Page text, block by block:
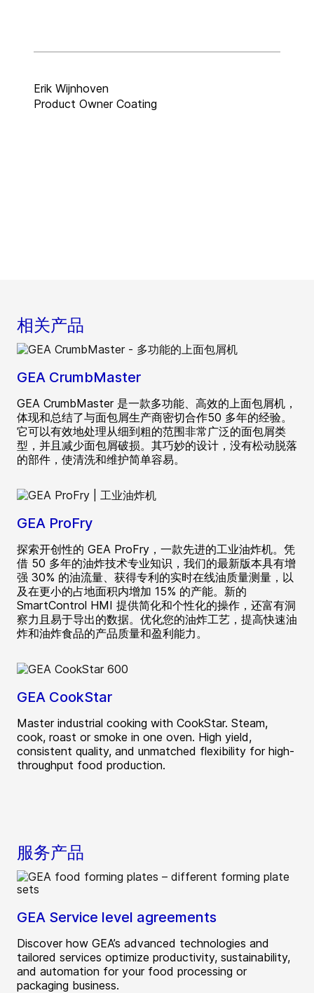
Erik Wijnhoven
Product Owner Coating
相关产品
GEA CrumbMaster
GEA CrumbMaster 是一款多功能、高效的上面包屑机，
体现和总结了与面包屑生产商密切合作50 多年的经验。
它可以有效地处理从细到粗的范围非常广泛的面包屑类
型，并且减少面包屑破损。其巧妙的设计，没有松动脱落
的部件，使清洗和维护简单容易。
GEA ProFry
探索开创性的 GEA ProFry，一款先进的工业油炸机。凭
借 50 多年的油炸技术专业知识，我们的最新版本具有增
强 30% 的油流量、获得专利的实时在线油质量测量，以
及在更小的占地面积内增加 15% 的产能。新的
SmartControl HMI 提供简化和个性化的操作，还富有洞
察力且易于导出的数据。优化您的油炸工艺，提高快速油
炸和油炸食品的产品质量和盈利能力。
GEA CookStar
Master industrial cooking with CookStar. Steam,
cook, roast or smoke in one oven. High yield,
consistent quality, and unmatched flexibility for high-
throughput food production.
服务产品
GEA Service level agreements
Discover how GEA’s advanced technologies and
tailored services optimize productivity, sustainability,
and automation for your food processing or
packaging business.